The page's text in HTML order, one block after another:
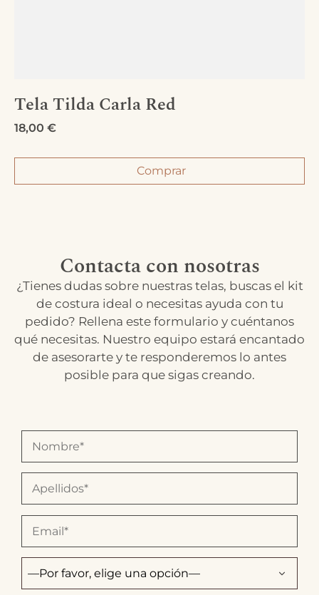
Tela Tilda Carla Red
18,00 €
Comprar
Contacta con nosotras
¿Tienes dudas sobre nuestras telas, buscas el kit
de costura ideal o necesitas ayuda con tu
pedido? Rellena este formulario y cuéntanos
qué necesitas. Nuestro equipo estará encantado
de asesorarte y te responderemos lo antes
posible para que sigas creando.